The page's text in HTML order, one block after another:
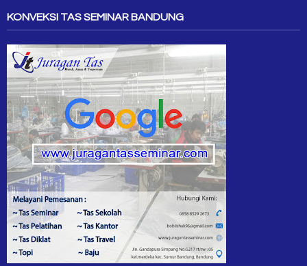
KONVEKSI TAS SEMINAR BANDUNG